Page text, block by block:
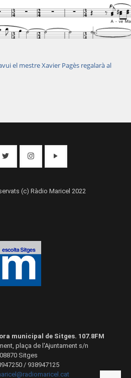
el mestre Xavier Pagès regalarà al
(c) Ràdio Maricel 2022
municipal de Sitges. 107.8FM
plaça de l'Ajuntament s/n
08870 Sitges
/ 938947125